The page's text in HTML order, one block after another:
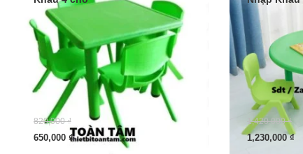
820,000₫
650,000 ₫
1,420,000₫
1,230,000₫